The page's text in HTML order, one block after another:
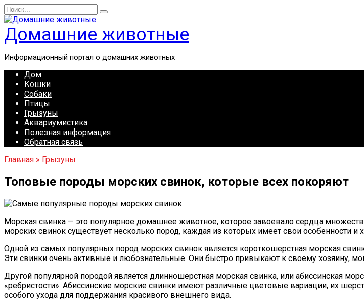
Перейти
к
содержанию
Search
for:
Домашние животные
Информационный портал о домашних животных
Дом
Кошки
Собаки
Птицы
Грызуны
Аквариумистика
Полезная информация
Обратная связь
Главная » Грызуны
Топовые породы морских свинок, которые всех покоряют
Морская свинка — это популярное домашнее животное, которое завоевало сердца
морских свинок существует несколько пород, каждая из которых имеет свои особенности и
Одной из самых популярных пород морских свинок является короткошерстная морская
Эти свинки очень активные и любознательные. Они быстро привыкают к своему хозяину,
Другой популярной породой является длинношерстная морская свинка, или абиссинская
«ребристости». Абиссинские морские свинки имеют различные цветовые вариации, их
особого ухода для поддержания красивого внешнего вида.